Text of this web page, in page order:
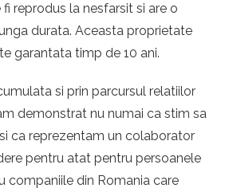
reprodus la nesfarsit si are o
durata. Aceasta proprietate
garantata timp de 10 ani.
si prin parcursul relatiilor
demonstrat nu numai ca stim sa
ca reprezentam un colaborator
pentru atat pentru persoanele
companiile din Romania care